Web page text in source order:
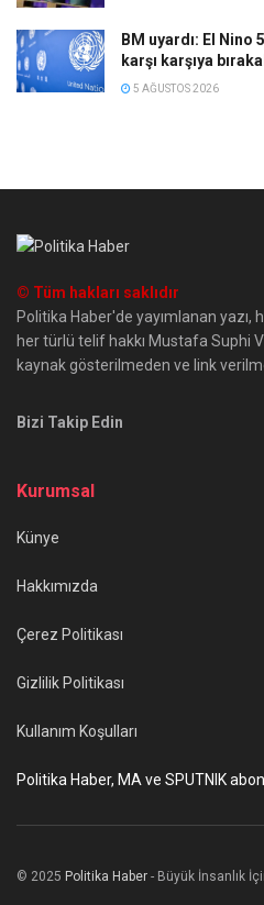
BM uyardı: El Nino
karşı karşıya
5 AĞUSTOS 2026
© Tüm hakları saklıdır
Politika Haber'de yayımlanan yazı,
her türlü telif hakkı Mustafa Suphi
kaynak gösterilmeden ve link
Bizi Takip Edin
Kurumsal
Künye
Hakkımızda
Çerez Politikası
Gizlilik Politikası
Kullanım Koşulları
Politika Haber, MA ve SPUTNIK
© 2025 Politika Haber - Büyük İnsanlık